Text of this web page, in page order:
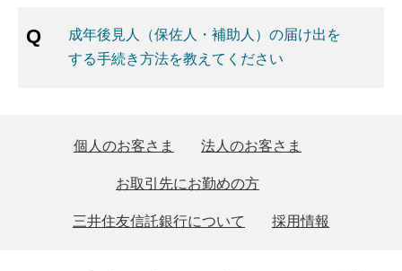
成年後見人（保佐人・補助人）の届け出を
する手続き方法を教えてください
個人のお客さま
法人のお客さま
お取引先にお勤めの方
三井住友信託銀行について
採用情報